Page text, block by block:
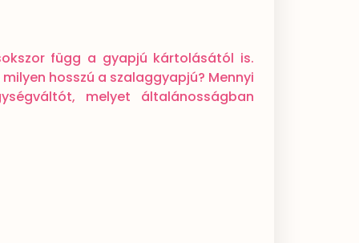
függ a gyapjú kártolásától is.
hosszú a szalaggyapjú? Mennyi
melyet általánosságban